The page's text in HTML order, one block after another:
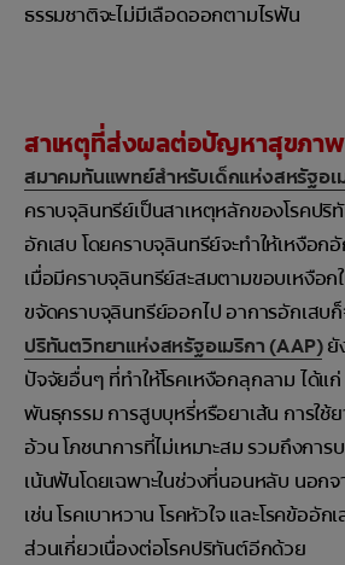
ธรรมชาติจะไม่มีเลือดออกตามไรฟัน
สาเหตุที่ส่งผลต่อปัญหาสุขภาพ
สมาคมทันแพทย์สำหรับเด็กแห่งสหรัฐอเ
คราบจุลินทรีย์เป็นสาเหตุหลักของโรคปริ
อักเสบ โดยคราบจุลินทรีย์จะทำให้เหงือก
เมื่อมีคราบจุลินทรีย์สะสมตามขอบเหงือ
ขจัดคราบจุลินทรีย์ออกไป อาการอักเสบ
ปริทันตวิทยาแห่งสหรัฐอเมริกา (AAP)ยั
ปัจจัยอื่นๆ ที่ทำให้โรคเหงือกลุกลาม ได้แ
พันธุกรรม การสูบบุหรี่หรือยาเส้น การใช้ย
อ้วน โภชนาการที่ไม่เหมาะสม รวมถึงการ
เน้นฟันโดยเฉพาะในช่วงที่นอนหลับ นอกจ
เช่น โรคเบาหวาน โรคหัวใจ และโรคข้ออั
ส่วนเกี่ยวเนื่องต่อโรคปริทันต์อีกด้วย